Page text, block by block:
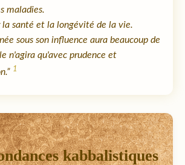
maladies.
la santé et la longévité de la vie.
sous son influence aura beaucoup de
n'agira qu'avec prudence et
1
kabbalistiques